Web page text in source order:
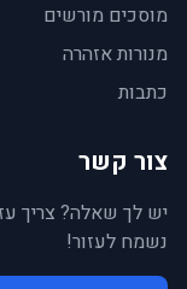
מוסכים מורשים
מנורות אזהרה
כתבות
צור קשר
יש לך שאלה? צריך
נשמח לעזור!